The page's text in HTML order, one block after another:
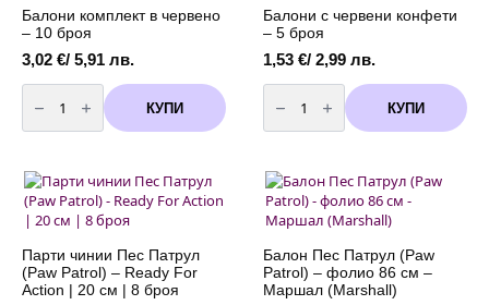
точки
-
10
броя
Балони комплект в червено
– 10 броя
3,02 €/ 5,91 лв.
количество
за
Балони
комплект
-
10
броя
КУПИ
Балони с червени конфети
– 5 броя
1,53 €/ 2,99 лв.
количество
за
Балони
с
-
5
броя
КУПИ
Парти чинии Пес Патрул
(Paw Patrol) – Ready For
Action | 20 cм | 8 броя
Балон Пес Патрул (Paw
Patrol) – фолио 86 см –
Маршал (Marshall)